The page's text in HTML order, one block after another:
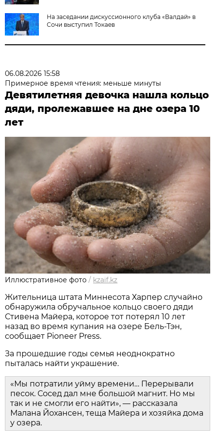
На заседании дискуссионного клуба «Валдай» в
Сочи выступил Токаев
06.08.2026 15:58
Примерное время чтения: меньше минуты
Девятилетняя девочка нашла кольцо
дяди, пролежавшее на дне озера 10
лет
Иллюстративное фото / kzaif.kz
Жительница штата Миннесота Харпер случайно
обнаружила обручальное кольцо своего дяди
Стивена Майера, которое тот потерял 10 лет
назад во время купания на озере Бель-Тэн,
сообщает Pioneer Press.
За прошедшие годы семья неоднократно
пыталась найти украшение.
«Мы потратили уйму времени… Перерывали
песок. Сосед дал мне большой магнит. Но мы
так и не смогли его найти», — рассказала
Малана Йохансен, теща Майера и хозяйка дома
у озера.